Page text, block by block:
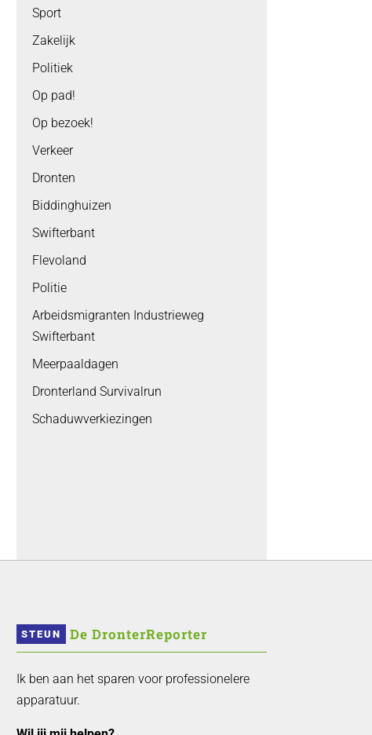
Sport
Zakelijk
Politiek
Op pad!
Op bezoek!
Verkeer
Dronten
Biddinghuizen
Swifterbant
Flevoland
Politie
Arbeidsmigranten Industrieweg
Swifterbant
Meerpaaldagen
Dronterland Survivalrun
Schaduwverkiezingen
STEUN De DronterReporter
Ik ben aan het sparen voor professionelere
apparatuur.